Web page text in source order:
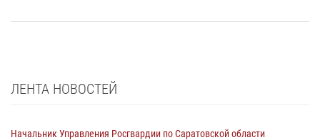
ЛЕНТА НОВОСТЕЙ
Начальник Управления Росгвардии по Саратовской области